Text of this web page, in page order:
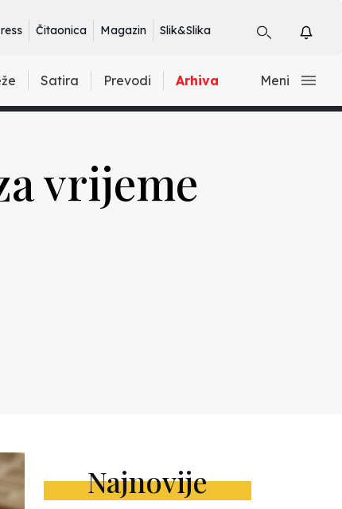
Čitaonica Magazin Slik&Slika
Satira Prevodi Arhiva Meni
vrijeme
Najnovije